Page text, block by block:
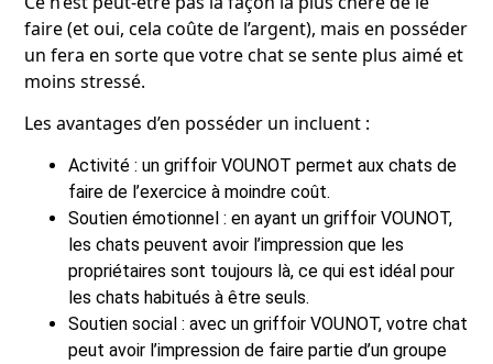
faire (et oui, cela coûte de l’argent), mais en posséder
un fera en sorte que votre chat se sente plus aimé et
moins stressé.
Les avantages d’en posséder un incluent :
Activité : un griffoir VOUNOT permet aux chats de
faire de l’exercice à moindre coût.
Soutien émotionnel : en ayant un griffoir VOUNOT,
les chats peuvent avoir l’impression que les
propriétaires sont toujours là, ce qui est idéal pour
les chats habitués à être seuls.
Soutien social : avec un griffoir VOUNOT, votre chat
peut avoir l’impression de faire partie d’un groupe